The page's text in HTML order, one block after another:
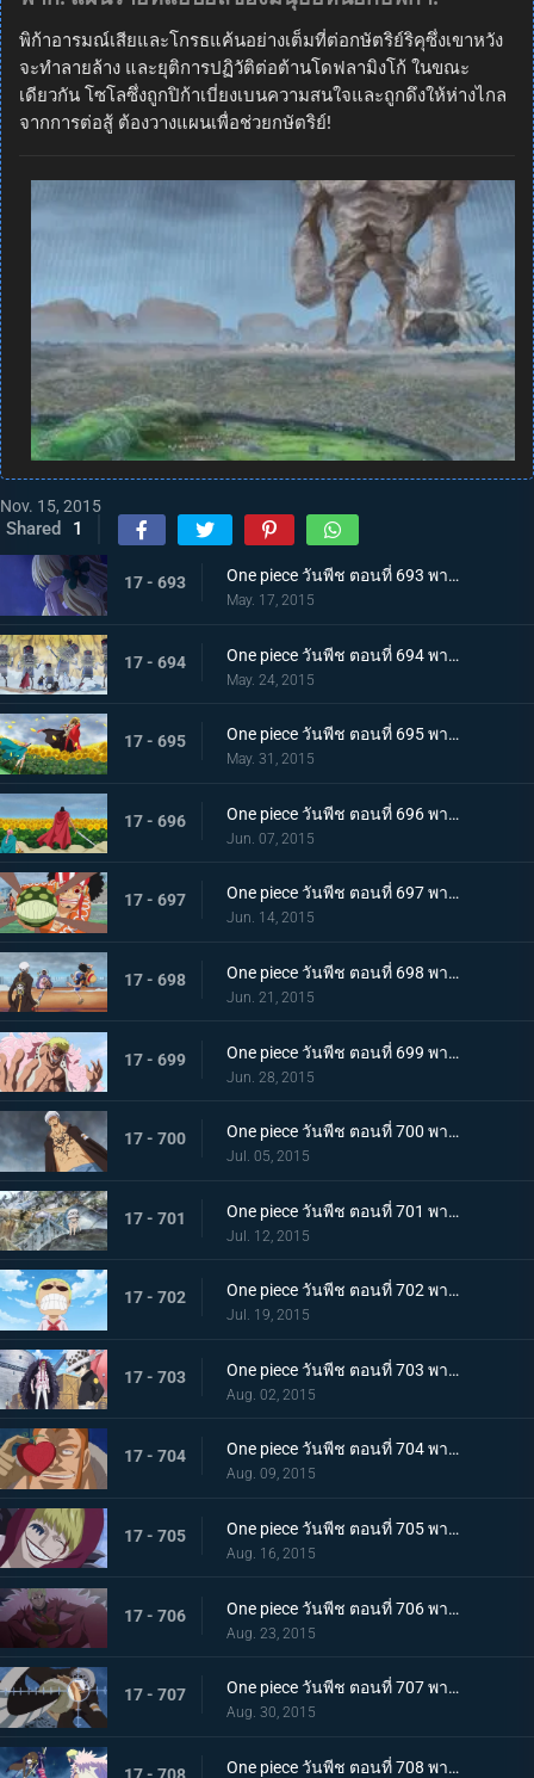
พิก้าอารมณ์เสียและโกรธแค้นอย่างเต็มที่ต่อกษัตริย์ริคุซึ่งเขาหวัง
จะทำลายล้าง และยุติการปฏิวัติต่อต้านโดฟลามิงโก้ ในขณะ
เดียวกัน โซโลซึ่งถูกปิก้าเบี่ยงเบนความสนใจและถูกดึงให้ห่างไกล
จากการต่อสู้ ต้องวางแผนเพื่อช่วยกษัตริย์!
Nov. 15, 2015
Shared 1
17 - 693 One piece วันพีช ตอนที่ 693 พากย์ไทย เจ้าหญิงของคนแคระ ตัวประกันมันเชอรี่
May. 17, 2015
17 - 694 One piece วันพีช ตอนที่ 694 พากย์ไทย ไม่ยอมตาย! กองทัพตุ๊กตาที่น่าสะพรึงกลัว!!!
May. 24, 2015
17 - 695 One piece วันพีช ตอนที่ 695 พากย์ไทย เดิมพันด้วยชีวิต! ลูฟี่คือไพ่ตายแห่งชัยชนะ!!
May. 31, 2015
17 - 696 One piece วันพีช ตอนที่ 696 พากย์ไทย น้ำตาแห่งการพบกัน! รีเบคก้ากับเคียรอส!
Jun. 07, 2015
17 - 697 One piece วันพีช ตอนที่ 697 พากย์ไทย กระสุนพิฆาต! บุรุษผู้ปกป้องเดรสโรซ่า!
Jun. 14, 2015
17 - 698 One piece วันพีช ตอนที่ 698 พากย์ไทย ระเบิดความโกรธ! แผนลับสุดยอดของลูฟี่และลอว์!
Jun. 21, 2015
17 - 699 One piece วันพีช ตอนที่ 699 พากย์ไทย ครอบครัวชนชั้นสูง! ตัวตนแท้จริงของโดฟลามิงโก้!
Jun. 28, 2015
17 - 700 One piece วันพีช ตอนที่ 700 พากย์ไทย พลังที่สุดยอด!! ความลับของผล โอเปะ โอเปะ!
Jul. 05, 2015
17 - 701 One piece วันพีช ตอนที่ 701 พากย์ไทย ความทรงจำที่แสนเศร้า! ลอว์ เด็กชายจากเมืองสีขาว!
Jul. 12, 2015
17 - 702 One piece วันพีช ตอนที่ 702 พากย์ไทย เผ่ามังกรฟ้า! อดีตที่ยิ่งใหญ่ของดอฟฟี่!
Jul. 19, 2015
17 - 703 One piece วันพีช ตอนที่ 703 พากย์ไทย เส้นทางที่ยากลำบาก! การเดินทางเพื่อชีวิตของลอว์และโคราซอน!
Aug. 02, 2015
17 - 704 One piece วันพีช ตอนที่ 704 พากย์ไทย เวลาเหลือน้อยแล้ว! ชิงผล โอเปะ โอเปะ มาให้ได้!
Aug. 09, 2015
17 - 705 One piece วันพีช ตอนที่ 705 พากย์ไทย ยามเมื่อต้องทำใจ! รอยยิ้มอำลาของโคราซอน!
Aug. 16, 2015
17 - 706 One piece วันพีช ตอนที่ 706 พากย์ไทย ไปซะ ลอว์! การต่อสู้ครั้งสุดท้ายของชายผู้อ่อนโยน!
Aug. 23, 2015
17 - 707 One piece วันพีช ตอนที่ 707 พากย์ไทย ไปสู่อิสระ! ลอว์ระเบิดอินเจ็กชันช็อต!!
Aug. 30, 2015
17 - 708 One piece วันพีช ตอนที่ 708 พากย์ไทย การต่อสู้ที่ดุเดือด!!! ลอว์ ปะทะ โดฟลามิงโก้!